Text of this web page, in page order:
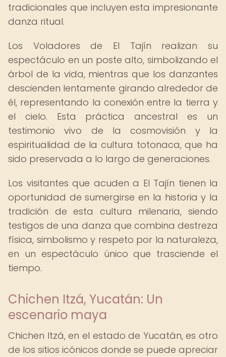
tradicionales que incluyen esta impresionante
danza ritual.
Los Voladores de El Tajín realizan su
espectáculo en un poste alto, simbolizando el
árbol de la vida, mientras que los danzantes
descienden lentamente girando alrededor de
él, representando la conexión entre la tierra y
el cielo. Esta práctica ancestral es un
testimonio vivo de la cosmovisión y la
espiritualidad de la cultura totonaca, que ha
sido preservada a lo largo de generaciones.
Los visitantes que acuden a El Tajín tienen la
oportunidad de sumergirse en la historia y la
tradición de esta cultura milenaria, siendo
testigos de una danza que combina destreza
física, simbolismo y respeto por la naturaleza,
en un espectáculo único que trasciende el
tiempo.
Chichen Itzá, Yucatán: Un
escenario maya
Chichen Itzá, en el estado de Yucatán, es otro
de los sitios icónicos donde se puede apreciar